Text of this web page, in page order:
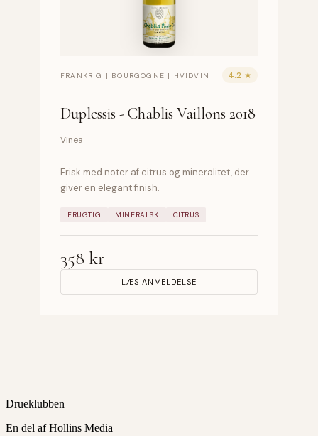
FRANKRIG | BOURGOGNE | HVIDVIN 4.2 ★
Duplessis - Chablis Vaillons 2018
Vinea
Frisk med noter af citrus og mineralitet, der
giver en elegant finish.
FRUGTIG MINERALSK CITRUS
358 kr
LÆS ANMELDELSE
Drueklubben
En del af Hollins Media